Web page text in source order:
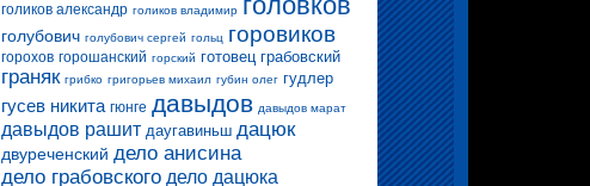
голиков александр голиков владимир
голубович голубович сергей гольц горовиков
горохов горошанский горский готовец грабовский
граняк грибко григорьев михаил губин олег гудлер
гусев никита гюнге давыдов давыдов марат
давыдов рашит даугавиньш дацюк
двуреченский дело анисина
дело грабовского дело дацюка